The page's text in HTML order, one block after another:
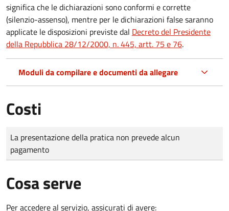
significa che le dichiarazioni sono conformi e corrette
(silenzio-assenso), mentre per le dichiarazioni false saranno
applicate le disposizioni previste dal Decreto del Presidente
della Repubblica 28/12/2000, n. 445, artt. 75 e 76.
Moduli da compilare e documenti da allegare
Costi
Tipo di pagamento
Importo
La presentazione della pratica non prevede alcun
pagamento
Cosa serve
Per accedere al servizio, assicurati di avere: